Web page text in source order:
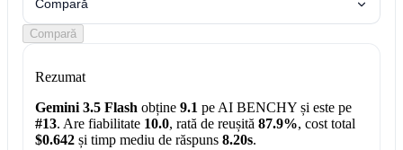
Compară
Compară
Rezumat
Gemini 3.5 Flash obține 9.1 pe AI BENCHY și este pe
#13. Are fiabilitate 10.0, rată de reușită 87.9%, cost total
$0.642și timp mediu de răspuns 8.20s.